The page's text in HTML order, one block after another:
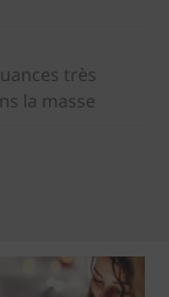
très
la masse